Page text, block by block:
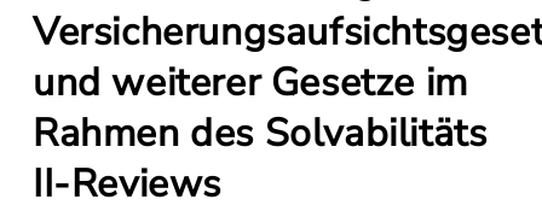
und weiterer Gesetze im
Rahmen des Solvabilitäts
II-Reviews